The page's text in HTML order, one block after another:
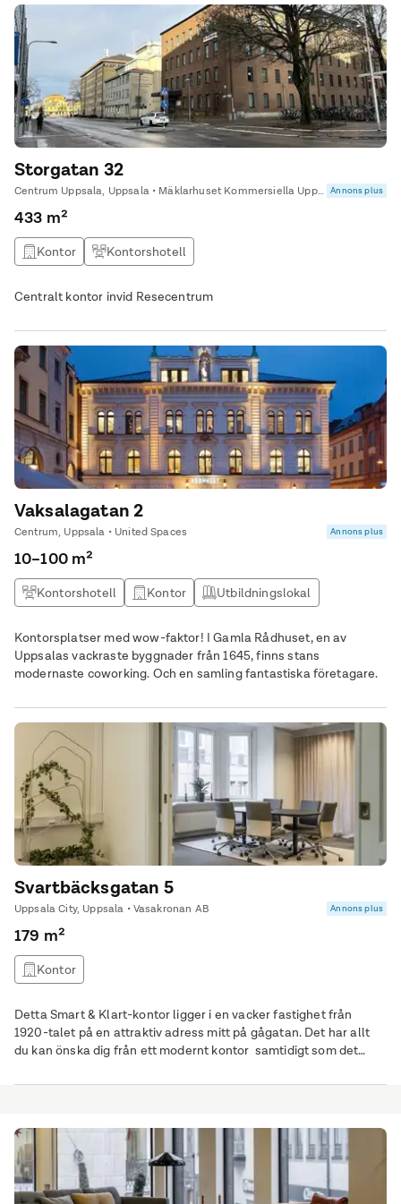
utsikt över gågatan, generöst med fönster ljusa ytskikt. Ett
modernt kontor, med
Storgatan 32
Centrum Uppsala, Uppsala • Mäklarhuset Kommersiella Uppsala Annons plus
433 m²
Kontor Kontorshotell
Centralt kontor invid Resecentrum
Vaksalagatan 2
Centrum, Uppsala • United Spaces Annons plus
10–100 m²
Kontorshotell Kontor
Utbildningslokal
Kontorsplatser med wow-faktor! I Gamla Rådhuset, en av
Uppsalas vackraste byggnader från 1645, finns stans
modernaste coworking. Och en samling fantastiska företagare.
Svartbäcksgatan 5
Uppsala City, Uppsala • Vasakronan AB Annons plus
179 m²
Kontor
Detta Smart & Klart-kontor ligger i en vacker fastighet från
1920-talet på en attraktiv adress mitt på gågatan. Det har allt
du kan önska dig från ett modernt kontor samtidigt som det
tak och eleganta fönsterpartier. Kontoret som sträcker sig över